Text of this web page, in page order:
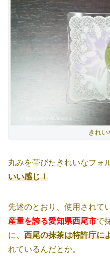
きれい
丸みを帯びたきれいなフォ
いい感じ！
先述のとおり、使用されて
産量を誇る愛知県西尾市で
に、 西尾の抹茶は特許庁に
れているんだとか。